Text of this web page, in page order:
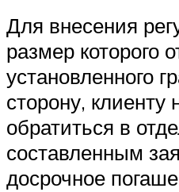
Для внесения
размер которого
установленного
сторону, клиенту
обратиться в
составленным
досрочное